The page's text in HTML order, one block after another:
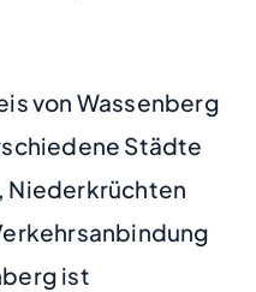
von Wassenberg
Städte
Niederkrüchten
ist